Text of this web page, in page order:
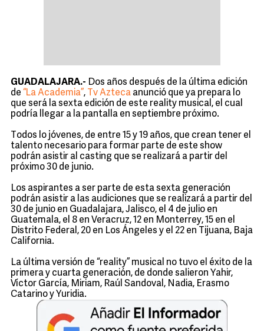
GUADALAJARA.- Dos años después de la última edición
de “La Academia”, Tv Azteca anunció que ya prepara lo
que será la sexta edición de este reality musical, el cual
podría llegar a la pantalla en septiembre próximo.
Todos lo jóvenes, de entre 15 y 19 años, que crean tener el
talento necesario para formar parte de este show
podrán asistir al casting que se realizará a partir del
próximo 30 de junio.
Los aspirantes a ser parte de esta sexta generación
podrán asistir a las audiciones que se realizará a partir del
30 de junio en Guadalajara, Jalisco, el 4 de julio en
Guatemala, el 8 en Veracruz, 12 en Monterrey, 15 en el
Distrito Federal, 20 en Los Ángeles y el 22 en Tijuana, Baja
California.
La última versión de “reality” musical no tuvo el éxito de la
primera y cuarta generación, de donde salieron Yahir,
Víctor García, Miriam, Raúl Sandoval, Nadia, Erasmo
Catarino y Yuridia.